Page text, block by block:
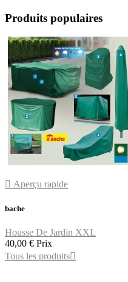
Produits populaires
 Aperçu rapide
bache
Housse De Jardin XXL
40,00 € Prix
Tous les produits